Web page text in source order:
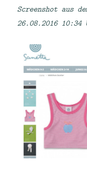
Screenshot aus
26.08.2016 10:34